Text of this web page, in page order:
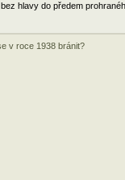
hlavy do předem
v roce 1938 bránit?